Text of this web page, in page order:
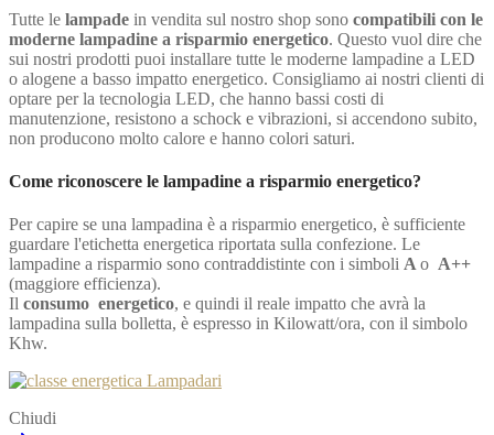
Tutte le lampade in vendita sul nostro shop sono compatibili con le
moderne lampadine a risparmio energetico. Questo vuol dire che
sui nostri prodotti puoi installare tutte le moderne lampadine a LED
o alogene a basso impatto energetico. Consigliamo ai nostri clienti di
optare per la tecnologia LED, che hanno bassi costi di
manutenzione, resistono a schock e vibrazioni, si accendono subito,
non producono molto calore e hanno colori saturi.
Come riconoscere le lampadine a risparmio energetico?
Per capire se una lampadina è a risparmio energetico, è sufficiente
guardare l'etichetta energetica riportata sulla confezione. Le
lampadine a risparmio sono contraddistinte con i simboli A o A++
(maggiore efficienza).
Il consumo energetico, e quindi il reale impatto che avrà la
lampadina sulla bolletta, è espresso in Kilowatt/ora, con il simbolo
Khw.
Chiudi